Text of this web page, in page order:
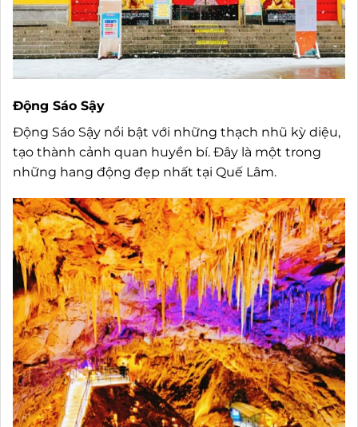
Động Sáo Sậy
Động Sáo Sậy nổi bật với những thạch nhũ kỳ diệu,
tạo thành cảnh quan huyền bí. Đây là một trong
những hang động đẹp nhất tại Quế Lâm.